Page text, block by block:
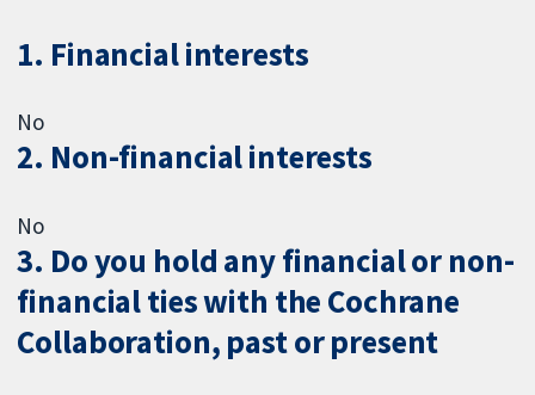
1. Financial interests
No
2. Non-financial interests
No
3. Do you hold any financial or non-
financial ties with the Cochrane
Collaboration, past or present